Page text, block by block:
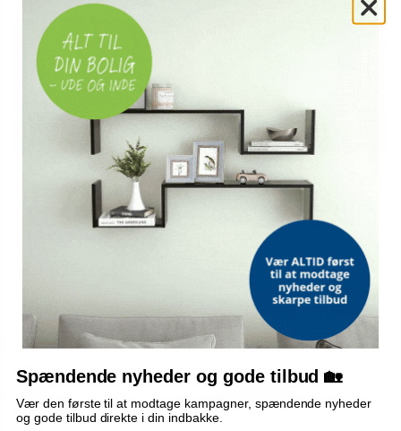
Japansk skærmvæg med blå
blade - botanisk rumdeler
759,-
På lager
blade - botanisk rumdeler
819,- Vis
På lager
NY NY TILBUD
Spændende nyheder og gode tilbud 🏡
Vær den første til at modtage kampagner, spændende nyheder
og gode tilbud direkte i din indbakke.